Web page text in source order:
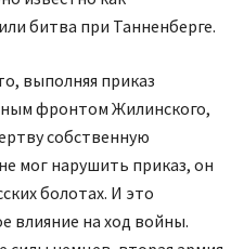
битва при Танненберге.
выполняя приказ
фронтом Жилинского,
собственную
мог нарушить приказ, он
болотах. И это
влияние на ход войны.